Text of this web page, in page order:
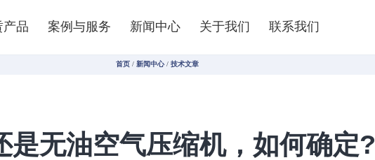
产品 案例与服务 新闻中心 关于我们 联系我们
首页 / 新闻中心/ 技术文章
是无油空气压缩机，如何确定?